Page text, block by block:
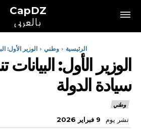
CapDZ
بالعربي
الرئيسية وطني الوزير الأول:
الوزير الأول:
سيادة الدولة
وطني
نشر يوم 9 فبراير 2026